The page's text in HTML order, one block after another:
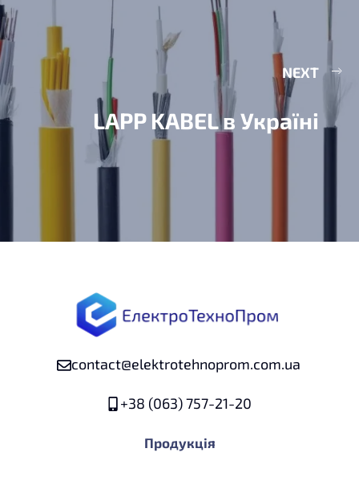
NEXT
LAPP KABEL в Україні
contact@elektrotehnoprom.com.ua
+38 (063) 757-21-20
Продукція